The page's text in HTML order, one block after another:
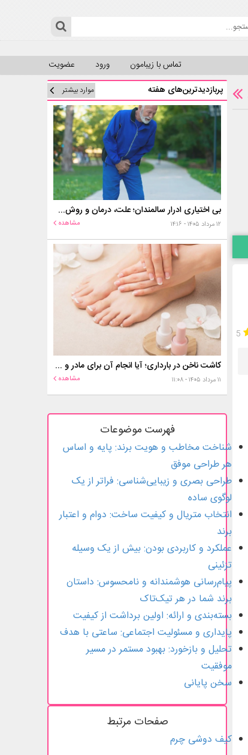
عضویت ورود تماس با زیبامون
5
پربازدیدترین‌های هفته موارد بیشتر
بی اختیاری ادرار سالمندان؛ علت، درمان و روش‌های کنترل در منزل
۱۲ مرداد ۱۴۰۵ - ۱۴:۱۶ مشاهده
کاشت ناخن در بارداری؛ آیا انجام آن برای مادر و جنین خطر دارد؟
۱۱ مرداد ۱۴۰۵ - ۱۱:۰۸ مشاهده
فهرست موضوعات
شناخت مخاطب و هویت برند: پایه و اساس
هر طراحی موفق
طراحی بصری و زیبایی‌شناسی: فراتر از یک
لوگوی ساده
انتخاب متریال و کیفیت ساخت: دوام و اعتبار
برند
عملکرد و کاربردی بودن: بیش از یک وسیله
تزئینی
پیام‌رسانی هوشمندانه و نامحسوس: داستان
برند شما در هر تیک‌تاک
بسته‌بندی و ارائه: اولین برداشت از کیفیت
پایداری و مسئولیت اجتماعی: ساعتی با هدف
تحلیل و بازخورد: بهبود مستمر در مسیر
موفقیت
سخن پایانی
صفحات مرتبط
کیف دوشی چرم